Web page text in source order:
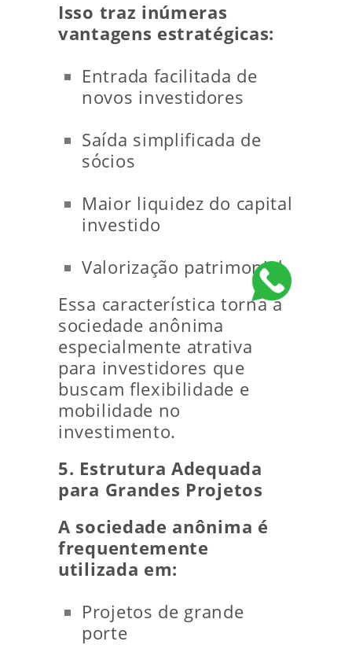
Isso traz inúmeras
vantagens estratégicas:
Entrada facilitada de
novos investidores
Saída simplificada de
sócios
Maior liquidez do capital
investido
Valorização patrimonial
Essa característica torna a
sociedade anônima
especialmente atrativa
para investidores que
buscam flexibilidade e
mobilidade no
investimento.
5. Estrutura Adequada
para Grandes Projetos
A sociedade anônima é
frequentemente
utilizada em:
Projetos de grande
porte